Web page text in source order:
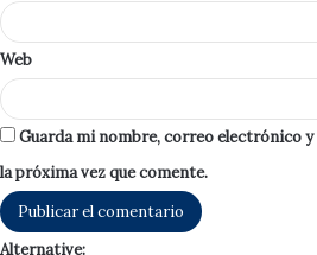
Web
Guarda mi nombre, correo electrónico
la próxima vez que comente.
Alternative: